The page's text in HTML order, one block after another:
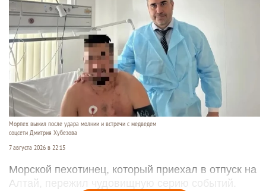
Морпех выжил после удара молнии и встречи с медведем
соцсети Дмитрия Хубезова
7 августа 2026 в 22:15
Морской пехотинец, который приехал в отпуск на
Алтай, пережил чудовищную серию событий.